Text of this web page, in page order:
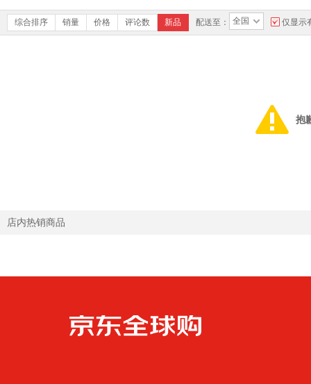
综合排序 销量 价格 评论数 新品 配送至： 全国 仅显示
抱
店内热销商品